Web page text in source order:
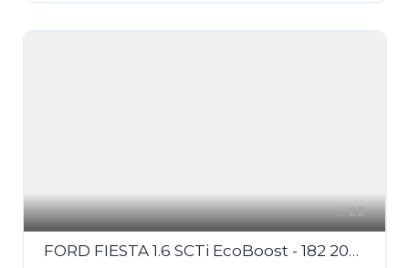
25
FORD FIESTA 1.6 SCTi EcoBoost - 182 2008 BERLINE ST PHASE 2